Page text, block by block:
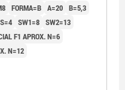
FORMA=B A=20 B=5,3
SW1=8 SW2=13
F1 APROX. N=6
N=12